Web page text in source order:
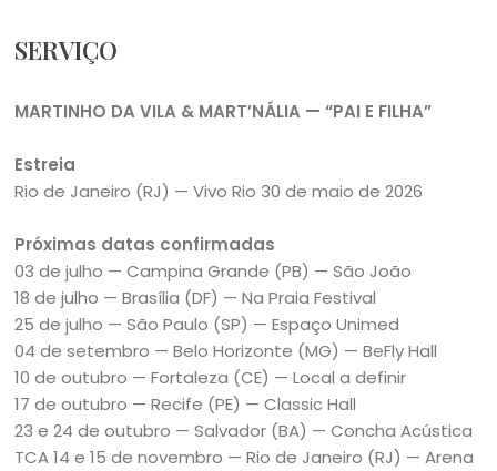
SERVIÇO
MARTINHO DA VILA & MART’NÁLIA — “PAI E FILHA”
Estreia
Rio de Janeiro (RJ) — Vivo Rio 30 de maio de 2026
Próximas datas confirmadas
03 de julho — Campina Grande (PB) — São João
18 de julho — Brasília (DF) — Na Praia Festival
25 de julho — São Paulo (SP) — Espaço Unimed
04 de setembro — Belo Horizonte (MG) — BeFly Hall
10 de outubro — Fortaleza (CE) — Local a definir
17 de outubro — Recife (PE) — Classic Hall
23 e 24 de outubro — Salvador (BA) — Concha Acústica
TCA14 e 15 de novembro — Rio de Janeiro (RJ) — Arena